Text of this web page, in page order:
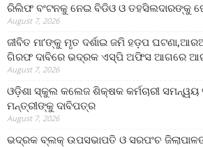
ରିଲିଫ ବଂଟନକୁ ନେଇ ବିଡିଓ ଓ ତହସିଲଦାରଙ୍କୁ
August 7, 2026
ଜୀବିତ ମା’ଙ୍କୁ ମୃତ ଦର୍ଶାଇ ଜମି ହଡ଼ପ
ଗିରଫ ଦାବିରେ ଭଦ୍ରକ ଏସ୍‌ପି ଅଫିସ ଆଗରେ
August 7, 2026
ଓଡ଼ିଶା ସ୍କୁଲ କଲେଜ ଶିକ୍ଷକ କର୍ମଚାରୀ
ମନ୍ତ୍ରୀଙ୍କୁ ଦାବିପତ୍ର
August 7, 2026
ଭଦ୍ରକ ବ୍ଲକ୍ ଉପସଭାପତି ଓ ସରପଂଚ